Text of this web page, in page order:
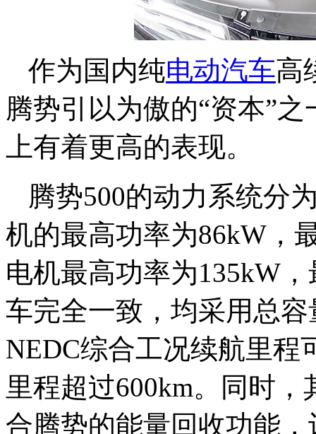
作为国内纯电动汽车高
腾势引以为傲的“资本”
上有着更高的表现。
腾势500的动力系统分
机的最高功率为86kW，
电机最高功率为135kW
车完全一致，均采用总
NEDC综合工况续航里程
里程超过600km。同时
合腾势的能量回收功能